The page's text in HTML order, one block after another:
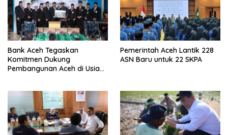
Bank Aceh Tegaskan
Komitmen Dukung
Pembangunan Aceh di Usia
Pemerintah Aceh Lantik 228
ASN Baru untuk 22 SKPA